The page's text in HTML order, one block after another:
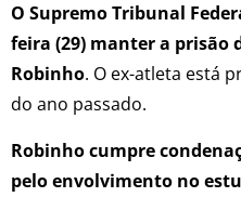
O Supremo Tribunal
feira (29) manter a prisão
Robinho. O ex-atleta está
do ano passado.
Robinho cumpre
pelo envolvimento no